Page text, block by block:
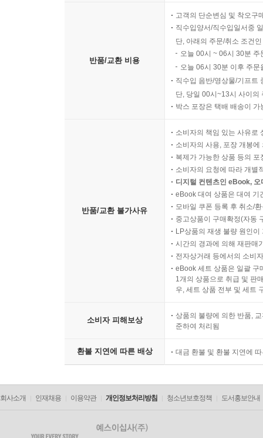
반품/교환 비용
고객의 단순변심 및 착오구
직수입양서/직수입일서중
단, 아래의 주문/취소 조건
오늘 00시 ~ 06시 30분
오늘 06시 30분 이후 주
직수입 음반/영상물/기프트
단, 당일 00시~13시 사이의
박스 포장은 택배 배송이
반품/교환 불가사유
소비자의 책임 있는 사유로
소비자의 사용, 포장 개봉
복제가 가능한 상품 등의
소비자의 요청에 따라 개별
디지털 컨텐츠인 eBook,
eBook 대여 상품은 대여 기
모바일 쿠폰 등록 후 취소/
중고상품이 구매확정(자동
LP상품의 재생 불량 원인
시간의 경과에 의해 재판매
전자상거래 등에서의 소비
eBook 세트 상품은 일괄 구
1개의 상품으로 취급 및 판
우, 세트 상품 전부 및 세트
소비자 피해보상
상품의 불량에 의한 반품,
준하여 처리됨
환불 지연에 따른 배상 대금 환불 및 환불 지연에
회사소개 인재채용 이용약관 개인정보처리방침 청소년보호정책 도서홍보안내